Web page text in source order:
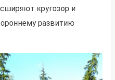
кругозор и
развитию